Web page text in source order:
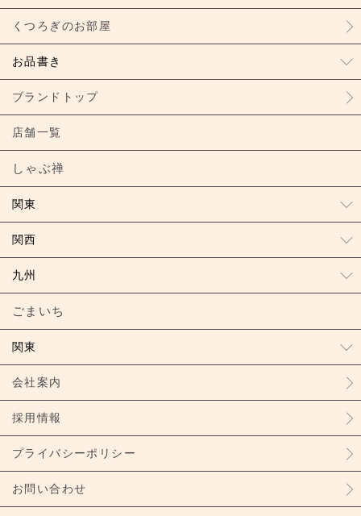
くつろぎのお部屋
お品書き
ブランドトップ
店舗一覧
しゃぶ禅
関東
関西
九州
ごまいち
関東
会社案内
採用情報
プライバシーポリシー
お問い合わせ